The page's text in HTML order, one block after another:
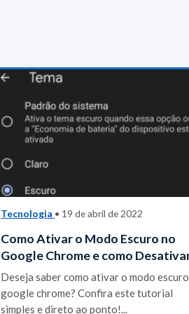
Tecnologia • 19 de abril de 2022
Como Ativar o Modo Escuro no
Google Chrome e como
Deseja saber como ativar o modo
google chrome? Confira este tutorial
simples e direto ao ponto!...